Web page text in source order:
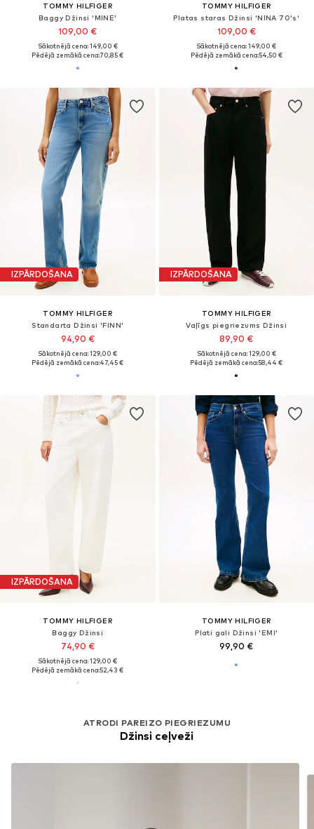
TOMMY HILFIGER
Baggy Džinsi 'MINE'
109,00 €
Sākotnējā cena: 149,00 €
Pēdējā zemākā cena:70,85 €
TOMMY HILFIGER
Platas staras Džinsi 'NINA 70's'
109,00 €
Sākotnējā cena: 149,00 €
Pēdējā zemākā cena:54,50 €
IZPĀRDOŠANA
TOMMY HILFIGER
Standarta Džinsi 'FINN'
94,90 €
Sākotnējā cena: 129,00 €
Pēdējā zemākā cena:47,45 €
IZPĀRDOŠANA
TOMMY HILFIGER
Vaļīgs piegriezums Džinsi
89,90 €
Sākotnējā cena: 129,00 €
Pēdējā zemākā cena:58,44 €
IZPĀRDOŠANA
TOMMY HILFIGER
Baggy Džinsi
74,90 €
Sākotnējā cena: 129,00 €
Pēdējā zemākā cena:52,43 €
TOMMY HILFIGER
Plati gali Džinsi 'EMI'
99,90 €
ATRODI PAREIZO PIEGRIEZUMU
Džinsi ceļveži